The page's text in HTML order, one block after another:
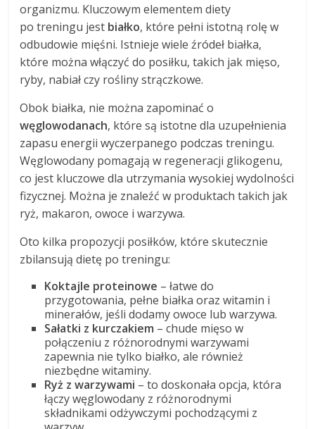
organizmu. Kluczowym elementem diety
po treningu jest białko, które pełni istotną rolę w
odbudowie mięśni. Istnieje wiele źródeł białka,
które można włączyć do posiłku, takich jak mięso,
ryby, nabiał czy rośliny strączkowe.
Obok białka, nie można zapominać o
węglowodanach, które są istotne dla uzupełnienia
zapasu energii wyczerpanego podczas treningu.
Węglowodany pomagają w regeneracji glikogenu,
co jest kluczowe dla utrzymania wysokiej wydolności
fizycznej. Można je znaleźć w produktach takich jak
ryż, makaron, owoce i warzywa.
Oto kilka propozycji posiłków, które skutecznie
zbilansują dietę po treningu:
Koktajle proteinowe – łatwe do
przygotowania, pełne białka oraz witamin i
minerałów, jeśli dodamy owoce lub warzywa.
Sałatki z kurczakiem – chude mięso w
połączeniu z różnorodnymi warzywami
zapewnia nie tylko białko, ale również
niezbędne witaminy.
Ryż z warzywami – to doskonała opcja, która
łączy węglowodany z różnorodnymi
składnikami odżywczymi pochodzącymi z